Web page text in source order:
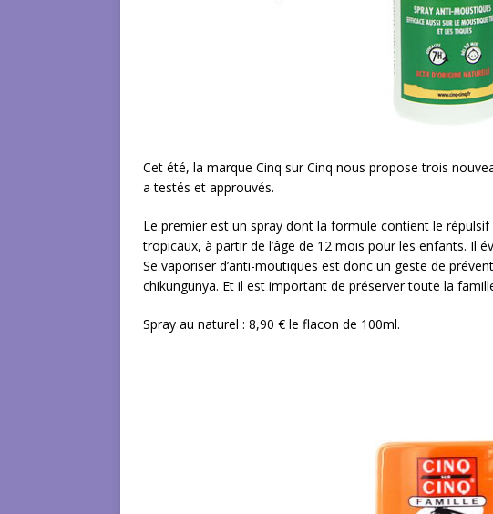
Cet été, la marque Cinq sur Cinq nous propose trois
a testés et approuvés.
Le premier est un spray dont la formule contient le
tropicaux, à partir de l’âge de 12 mois pour les enfants. Il
Se vaporiser d’anti-moutiques est donc un geste de
chikungunya. Et il est important de préserver toute la
Spray au naturel : 8,90 € le flacon de 100ml.